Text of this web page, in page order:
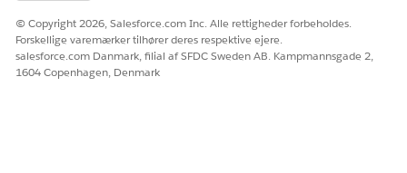
© Copyright 2026, Salesforce.com Inc. Alle rettigheder forbeholdes.
Forskellige varemærker tilhører deres respektive ejere.
salesforce.com Danmark, filial af SFDC Sweden AB. Kampmannsgade 2,
1604 Copenhagen, Denmark